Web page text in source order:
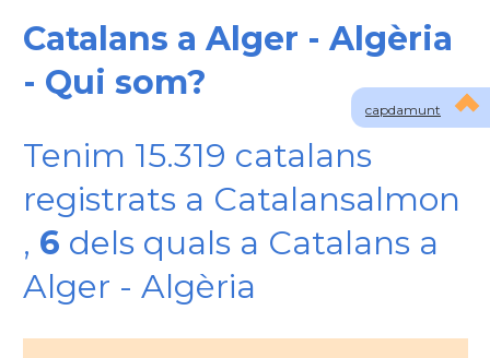
capdamunt
Catalans a Alger - Algèria
- Qui som?
Tenim 15.319 catalans
registrats a Catalansalmon
, 6 dels quals a Catalans a
Alger - Algèria